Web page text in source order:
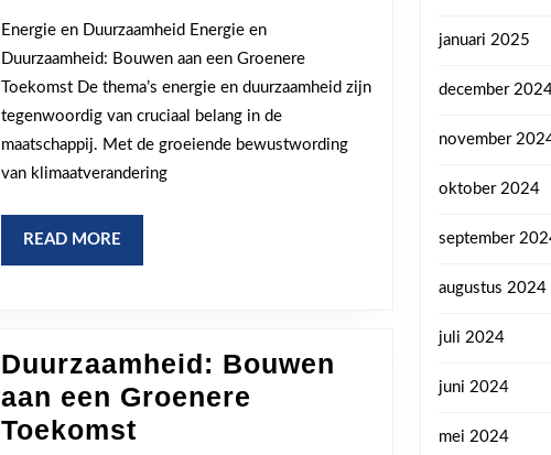
duurzame
toekomst
hernieuwbare
Energie en Duurzaamheid Energie en
Duurzaamheid: Bouwen aan een Groenere
Toekomst De thema’s energie en duurzaamheid zijn
tegenwoordig van cruciaal belang in de
maatschappij. Met de groeiende bewustwording
van klimaatverandering
READ MORE
MORE
Duurzaamheid: Bouwen
aan een Groenere
Toekomst
januari 2025
december
november
oktober 2024
september
augustus 2024
juli 2024
juni 2024
mei 2024